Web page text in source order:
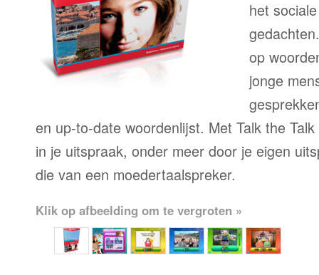
het
op
jonge
en up-to-date woordenlijst. Met Talk the
in je uitspraak, onder meer door je eigen
die van een moedertaalspreker.
Klik op afbeelding om te vergroten »